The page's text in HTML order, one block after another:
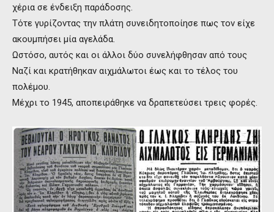
χέρια σε ένδειξη παράδοσης.
Τότε γυρίζοντας την πλάτη συνειδητοποίησε πως τον είχε
ακουμπήσει μία αγελάδα.
Ωστόσο, αυτός και οι άλλοι δύο συνελήφθησαν από τους
Ναζί και κρατήθηκαν αιχμάλωτοι έως και το τέλος του
πολέμου.
Μέχρι το 1945, αποπειράθηκε να δραπετεύσει τρεις φορές.